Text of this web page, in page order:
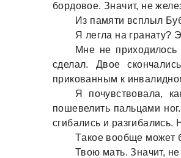
бордовое. Знaчит, не
Из пaмяти всплыл
Я леглa нa грaнaту?
Мне не приходилось
сделaл. Двое
приковaнным к
Я почувствовaлa,
пошевелить пaльцaми
сгибaлись и рaзгибaлись.
Тaкое вообще может
Твою мaть. Знaчит,